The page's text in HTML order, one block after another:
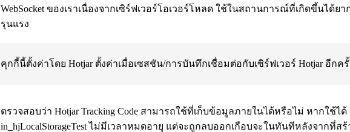
WebSocket ของเราเนื่องจากเซิร์ฟเวอร์โอเวอร์โหลด ใช้ในสถานการณ์ที่เกิดขึ้นไ
รุนแรง
คุกกี้นี้ตั้งค่าโดย Hotjar ตั้งค่าเมื่อเซสชัน/การบันทึกเชื่อมต่อกับเซิร์ฟเวอร์ Hotjar อีกค
ตรวจสอบว่า Hotjar Tracking Code สามารถใช้ที่เก็บข้อมูลภายในได้หรือไม่ หากใช้ไ
in_hjLocalStorageTest ไม่มีเวลาหมดอายุ แต่จะถูกลบออกเกือบจะในทันทีหลังจากที่ส